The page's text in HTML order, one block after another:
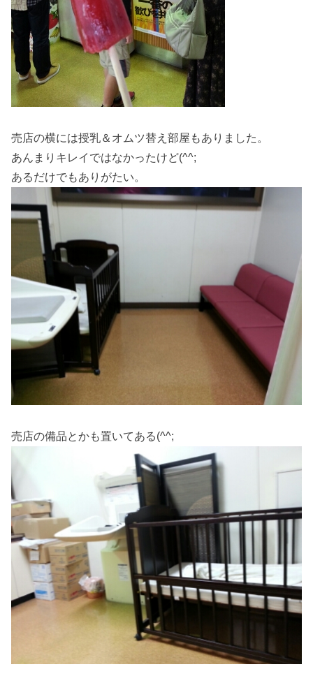
売店の横には授乳＆オムツ替え部屋もありました。
あんまりキレイではなかったけど(^^;
あるだけでもありがたい。
売店の備品とかも置いてある(^^;